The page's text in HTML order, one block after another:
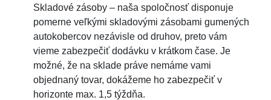
Skladové zásoby – naša spoločnosť disponuje
pomerne veľkými skladovými zásobami gumených
autokobercov nezávisle od druhov, preto vám
vieme zabezpečiť dodávku v krátkom čase. Je
možné, že na sklade práve nemáme vami
objednaný tovar, dokážeme ho zabezpečiť v
horizonte max. 1,5 týždňa.